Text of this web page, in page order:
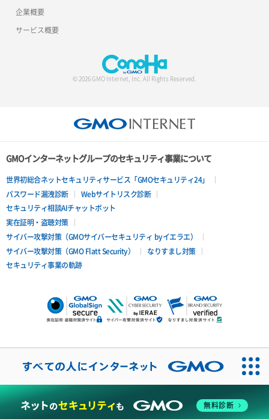
企業概要
サービス概要
© 2026 GMO Internet, Inc. All Rights Reserved.
GMOインターネットグループのセキュリティ事業について
世界初総合ネットセキュリティサービス「GMOセキュリティ24」
パスワード漏洩診断
Webサイトリスク診断
セキュリティ相談AIチャットボット
実在証明・盗聴対策
サイバー攻撃対策（GMOサイバーセキュリティ byイエラエ）
サイバー攻撃対策（GMO Flatt Security）
なりすまし対策
セキュリティ事業の軌跡
無料診断